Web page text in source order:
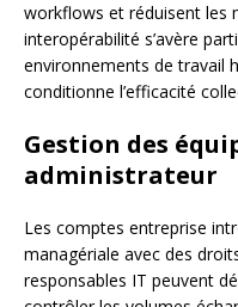
workflows et réduisent les
interopérabilité s’avère
environnements de travail
conditionne l’efficacité
Gestion des
administrateur
Les comptes entreprise
managériale avec des
responsables IT peuvent